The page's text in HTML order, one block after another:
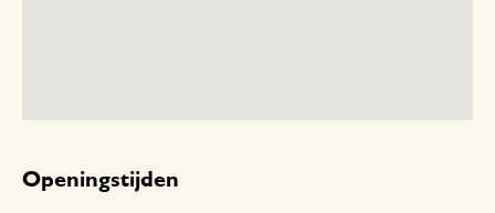
Openingstijden